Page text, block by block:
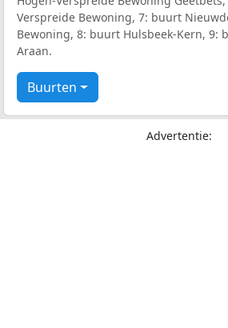
Verspreide Bewoning, 7: buurt
Bewoning, 8: buurt Hulsbeek-Kern, 9:
Araan.
Buurten
Advertentie: